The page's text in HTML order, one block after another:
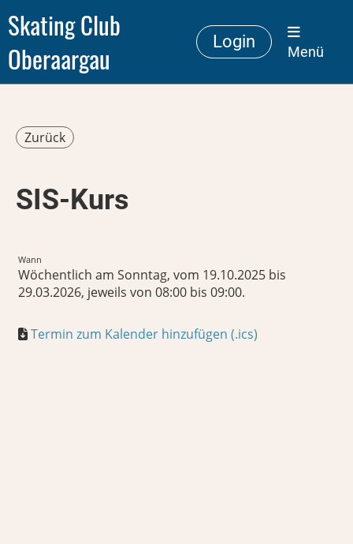
Skating Club
Oberaargau
Login
Menü
Zurück
SIS-Kurs
Wann
Wöchentlich am Sonntag, vom 19.10.2025 bis
29.03.2026, jeweils von 08:00 bis 09:00.
Termin zum Kalender hinzufügen (.ics)